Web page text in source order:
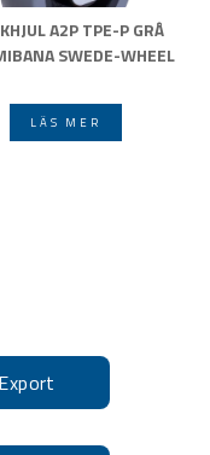
A2P TPE-P GRÅ
SWEDE-WHEEL
LÄS MER